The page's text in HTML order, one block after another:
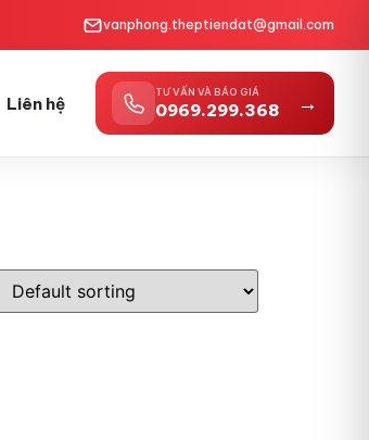
vanphong.theptiendat@gmail.com
Liên hệ
TƯ VẤN VÀ BÁO GIÁ
0969.299.368 →